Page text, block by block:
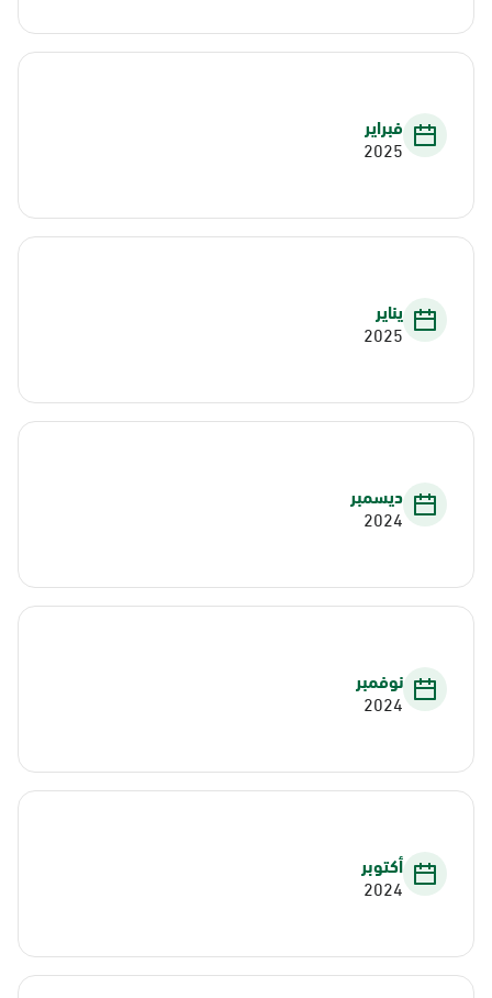
فبراير
2025
يناير
2025
ديسمبر
2024
نوفمبر
2024
أكتوبر
2024